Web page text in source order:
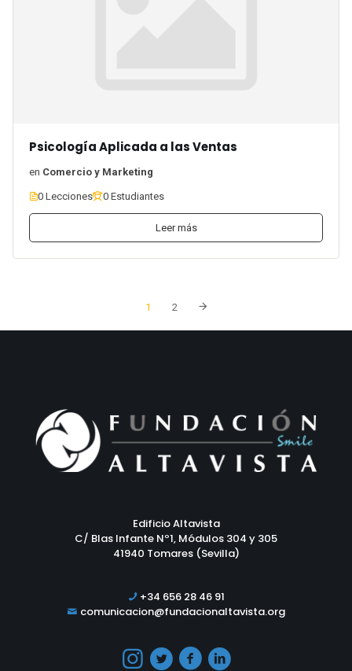
Psicología Aplicada a las Ventas
en Comercio y Marketing
0 Lecciones 0 Estudiantes
Leer más
1 2
Edificio Altavista
C/ Blas Infante Nº1, Módulos 304 y 305
41940 Tomares (Sevilla)
+34 656 28 46 91
comunicacion@fundacionaltavista.org